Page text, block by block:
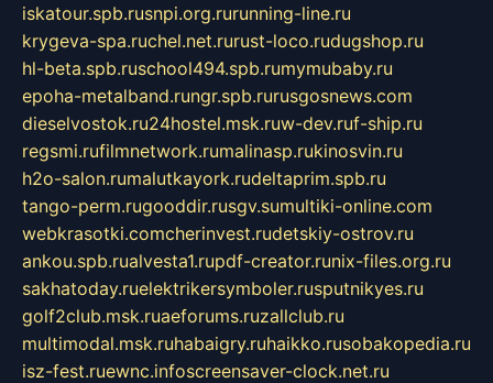
iskatour.spb.rusnpi.org.rurunning-line.ru
krygeva-spa.ruchel.net.rurust-loco.rudugshop.ru
hl-beta.spb.ruschool494.spb.rumymubaby.ru
epoha-metalband.rungr.spb.rurusgosnews.com
dieselvostok.ru24hostel.msk.ruw-dev.ruf-ship.ru
regsmi.rufilmnetwork.rumalinasp.rukinosvin.ru
h2o-salon.rumalutkayork.rudeltaprim.spb.ru
tango-perm.rugooddir.rusgv.sumultiki-online.com
webkrasotki.comcherinvest.rudetskiy-ostrov.ru
ankou.spb.rualvesta1.rupdf-creator.runix-files.org.ru
sakhatoday.ruelektrikersymboler.rusputnikyes.ru
golf2club.msk.ruaeforums.ruzallclub.ru
multimodal.msk.ruhabaigry.ruhaikko.rusobakopedia.ru
isz-fest.ruewnc.infoscreensaver-clock.net.ru